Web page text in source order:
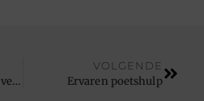
Een uitstekende dienstverlening voor de reiniging van afzuigsystemen in de horeca
VOLGENDE
Ervaren poetshulp